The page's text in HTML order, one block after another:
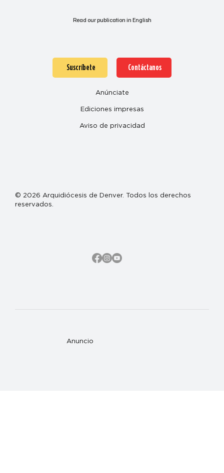
Read our publication in English
Anuncio
Suscríbete Contáctanos
Anúnciate
Ediciones impresas
Aviso de privacidad
© 2026 Arquidiócesis de Denver. Todos los derechos
reservados.